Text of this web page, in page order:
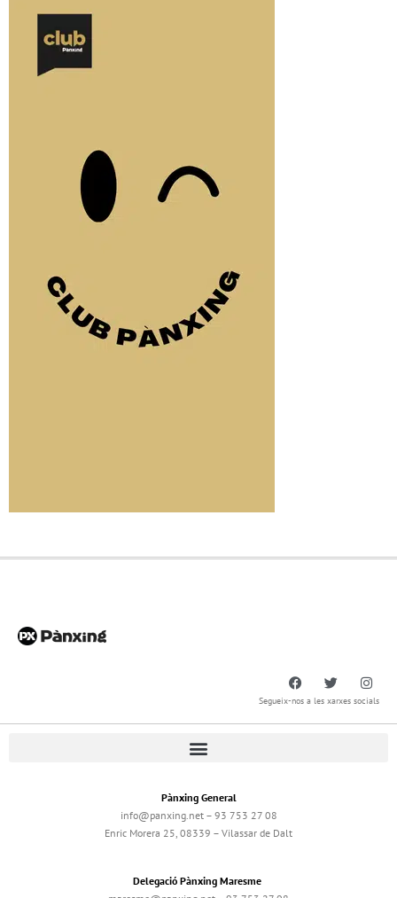
Segueix-nos a les xarxes socials
Pànxing General
info@panxing.net – 93 753 27 08
Enric Morera 25, 08339 – Vilassar de Dalt
Delegació Pànxing Maresme